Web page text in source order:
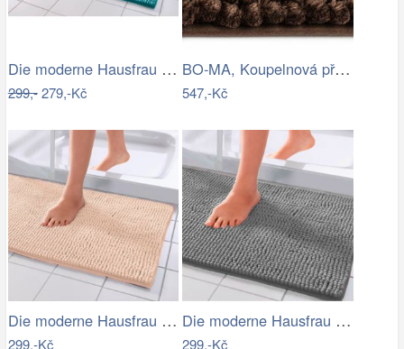
Die moderne Hausfrau Koupelnová…
299,-279,-Kč
BO-MA, Koupelnová předložka Ella micro…
547,-Kč
Die moderne Hausfrau Koupelnová…
299,-Kč
Die moderne Hausfrau Koupelnová…
299,-Kč